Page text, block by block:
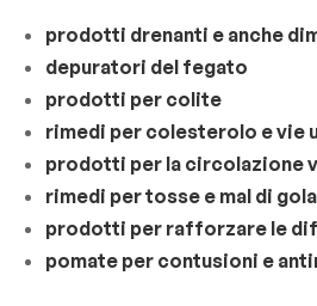
prodotti drenanti e anche
depuratori del fegato
prodotti per colite
rimedi per colesterolo e vie
prodotti per la circolazione
rimedi per tosse e mal di gola
prodotti per rafforzare le
pomate per contusioni e